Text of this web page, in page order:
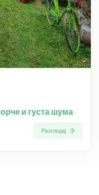
и густа шума
Разгледај